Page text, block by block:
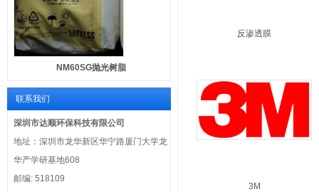
NM60SG抛光树脂
联系我们
深圳市达顺环保科技有限公司
地址：深圳市龙华新区华宁路厦门大学龙
华产学研基地608
邮编: 518109
反渗透膜
3M